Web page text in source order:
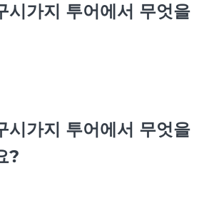
시가지 투어에서 무엇을
시가지 투어에서 무엇을
?